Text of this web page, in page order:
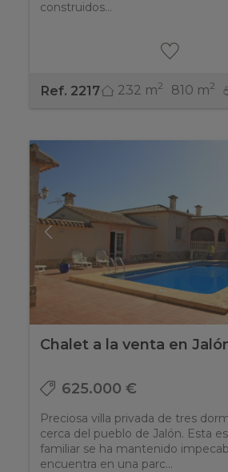
construidos...
Ref. 2217 232 m2 810 m2
Chalet a la venta en
625.000 €
Preciosa villa privada de tres
cerca del pueblo de Jalón. Esta
familiar se ha mantenido
encuentra en una parc...